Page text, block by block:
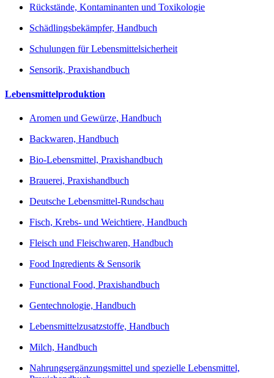
Rückstände, Kontaminanten und Toxikologie
Schädlingsbekämpfer, Handbuch
Schulungen für Lebensmittelsicherheit
Sensorik, Praxishandbuch
Lebensmittelproduktion
Aromen und Gewürze, Handbuch
Backwaren, Handbuch
Bio-Lebensmittel, Praxishandbuch
Brauerei, Praxishandbuch
Deutsche Lebensmittel-Rundschau
Fisch, Krebs- und Weichtiere, Handbuch
Fleisch und Fleischwaren, Handbuch
Food Ingredients & Sensorik
Functional Food, Praxishandbuch
Gentechnologie, Handbuch
Lebensmittelzusatzstoffe, Handbuch
Milch, Handbuch
Nahrungsergänzungsmittel und spezielle Lebensmittel,